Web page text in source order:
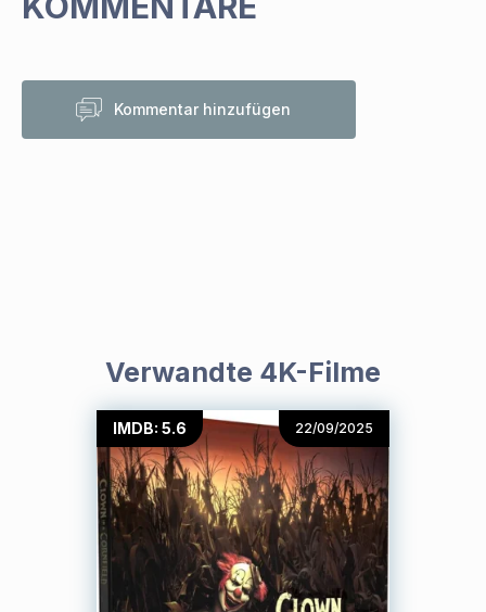
Kommentar hinzufügen
Verwandte 4K-Filme
IMDB: 5.6 22/09/2025